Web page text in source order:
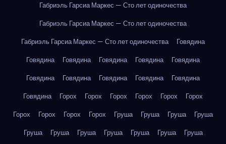
Габриэль Гарсиа Маркес — Сто лет одиночества
Габриэль Гарсиа Маркес — Сто лет одиночества
Габриэль Гарсиа Маркес — Сто лет одиночества
Говядина
Говядина
Говядина Говядина Говядина
Говядина
Говядина
Говядина Говядина Говядина
Говядина
Говядина
Горох Горох Горох Горох Горох
Горох
Горох
Горох Горох Горох Груша Груша Груша
Груша
Груша
Груша Груша Груша Груша Груша
Груша